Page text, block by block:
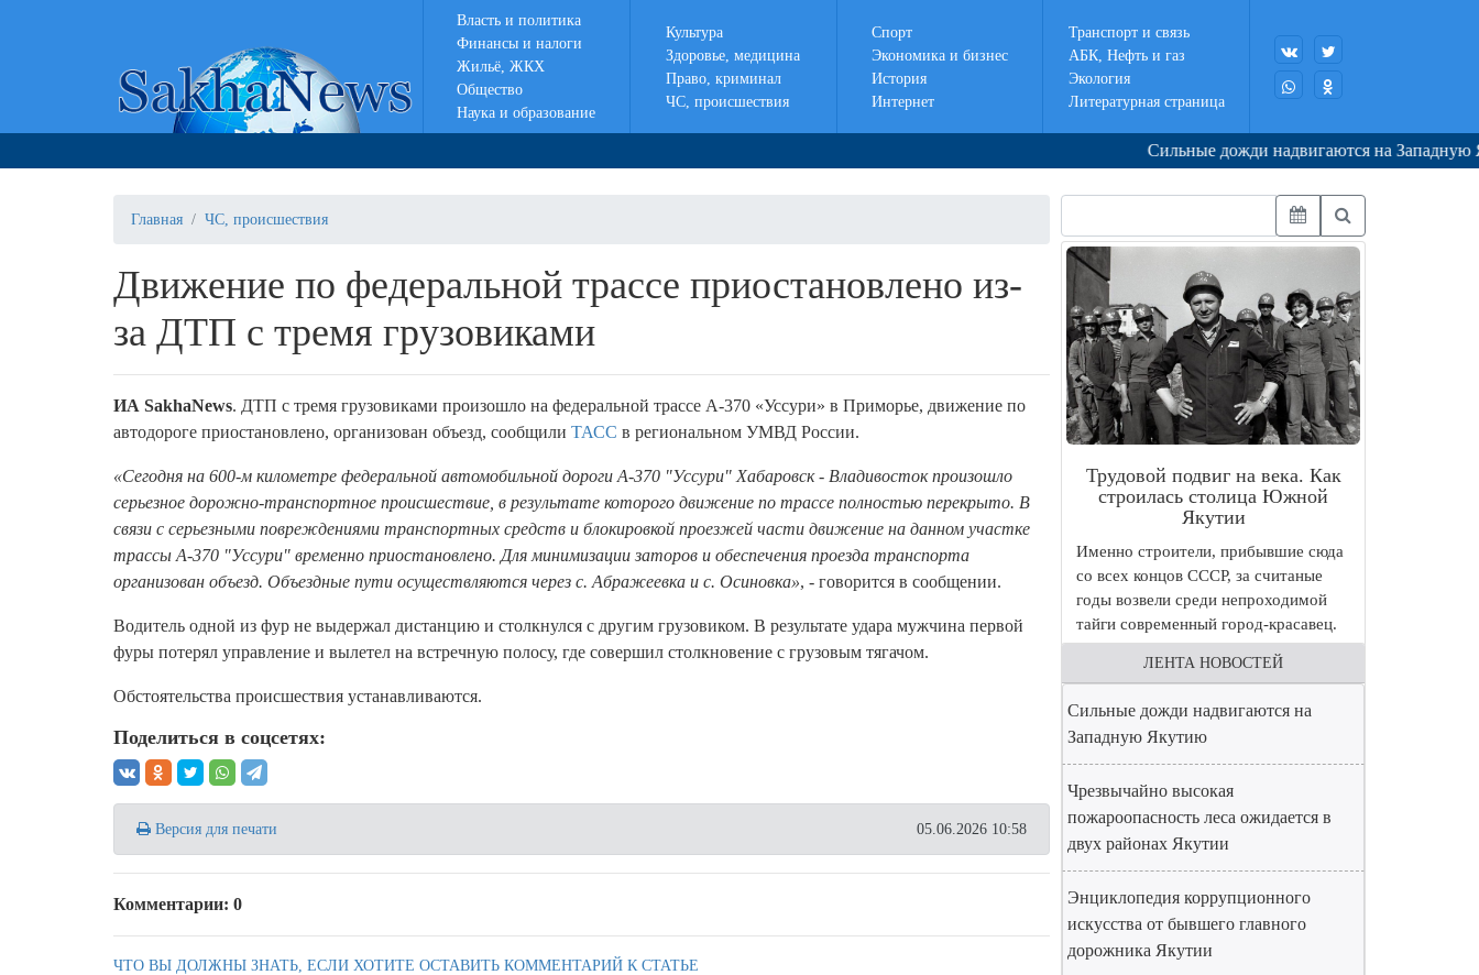
Власть и политика
Финансы и налоги
Жильё, ЖКХ
Общество
Наука и образование
Культура
Здоровье, медицина
Право, криминал
ЧС, происшествия
Спорт
Экономика и бизнес
История
Интернет
Транспорт и связь
АБК, Нефть и газ
Экология
Литературная страница
Сильные дожди надвигаются на Западную
Главная ЧС, происшествия
Движение по федеральной трассе приостановлено из-
за ДТП с тремя грузовиками
ИА SakhaNews. ДТП с тремя грузовиками произошло на федеральной трассе А-370 «Уссури» в Приморье, движение по
автодороге приостановлено, организован объезд, сообщили ТАСС в региональном УМВД России.
«Сегодня на 600-м километре федеральной автомобильной дороги А-370 "Уссури" Хабаровск - Владивосток произошло
серьезное дорожно-транспортное происшествие, в результате которого движение по трассе полностью перекрыто. В
связи с серьезными повреждениями транспортных средств и блокировкой проезжей части движение на данном участке
трассы А-370 "Уссури" временно приостановлено. Для минимизации заторов и обеспечения проезда транспорта
организован объезд. Объездные пути осуществляются через с. Абражеевка и с. Осиновка», - говорится в сообщении.
Водитель одной из фур не выдержал дистанцию и столкнулся с другим грузовиком. В результате удара мужчина первой
фуры потерял управление и вылетел на встречную полосу, где совершил столкновение с грузовым тягачом.
Обстоятельства происшествия устанавливаются.
Поделиться в соцсетях:
Версия для печати 05.06.2026 10:58
Комментарии: 0
ЧТО ВЫ ДОЛЖНЫ ЗНАТЬ, ЕСЛИ ХОТИТЕ ОСТАВИТЬ КОММЕНТАРИЙ К СТАТЬЕ
Трудовой подвиг на века. Как
строилась столица Южной
Якутии
Именно строители, прибывшие сюда
со всех концов СССР, за считаные
годы возвели среди непроходимой
тайги современный город-красавец.
ЛЕНТА НОВОСТЕЙ
Сильные дожди надвигаются на
Западную Якутию
Чрезвычайно высокая
пожароопасность леса ожидается в
двух районах Якутии
Энциклопедия коррупционного
искусства от бывшего главного
дорожника Якутии